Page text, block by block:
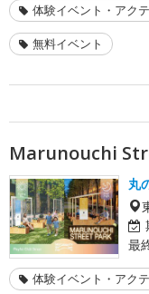
体験イベント・アク
無料イベント
Marunouchi
丸
最
体験イベント・アク